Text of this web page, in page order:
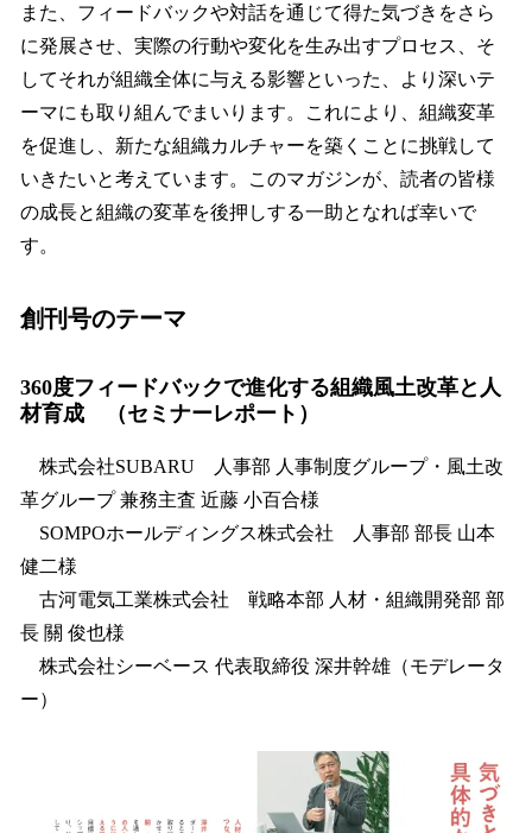
また、フィードバックや対話を通じて得た気づきをさら
に発展させ、実際の行動や変化を生み出すプロセス、そ
してそれが組織全体に与える影響といった、より深いテ
ーマにも取り組んでまいります。これにより、組織変革
を促進し、新たな組織カルチャーを築くことに挑戦して
いきたいと考えています。このマガジンが、読者の皆様
の成長と組織の変革を後押しする一助となれば幸いで
す。
創刊号のテーマ
360度フィードバックで進化する組織風土改革と人
材育成 （セミナーレポート）
株式会社SUBARU 人事部 人事制度グループ・風土改
革グループ 兼務主査 近藤 小百合様
SOMPOホールディングス株式会社 人事部 部長 山本
健二様
古河電気工業株式会社 戦略本部 人材・組織開発部 部
長 關 俊也様
株式会社シーベース 代表取締役 深井幹雄（モデレータ
ー）